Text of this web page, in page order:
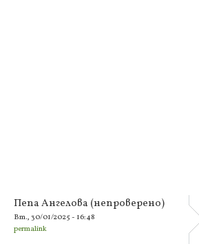
Пепа Ангелова (непроверено)
Вт., 30/01/2025 - 16:48
permalink